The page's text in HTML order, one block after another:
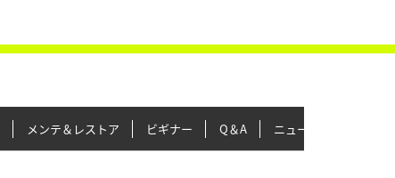
メンテ＆レストア ビギナー Q＆A ニュース＆トピックス